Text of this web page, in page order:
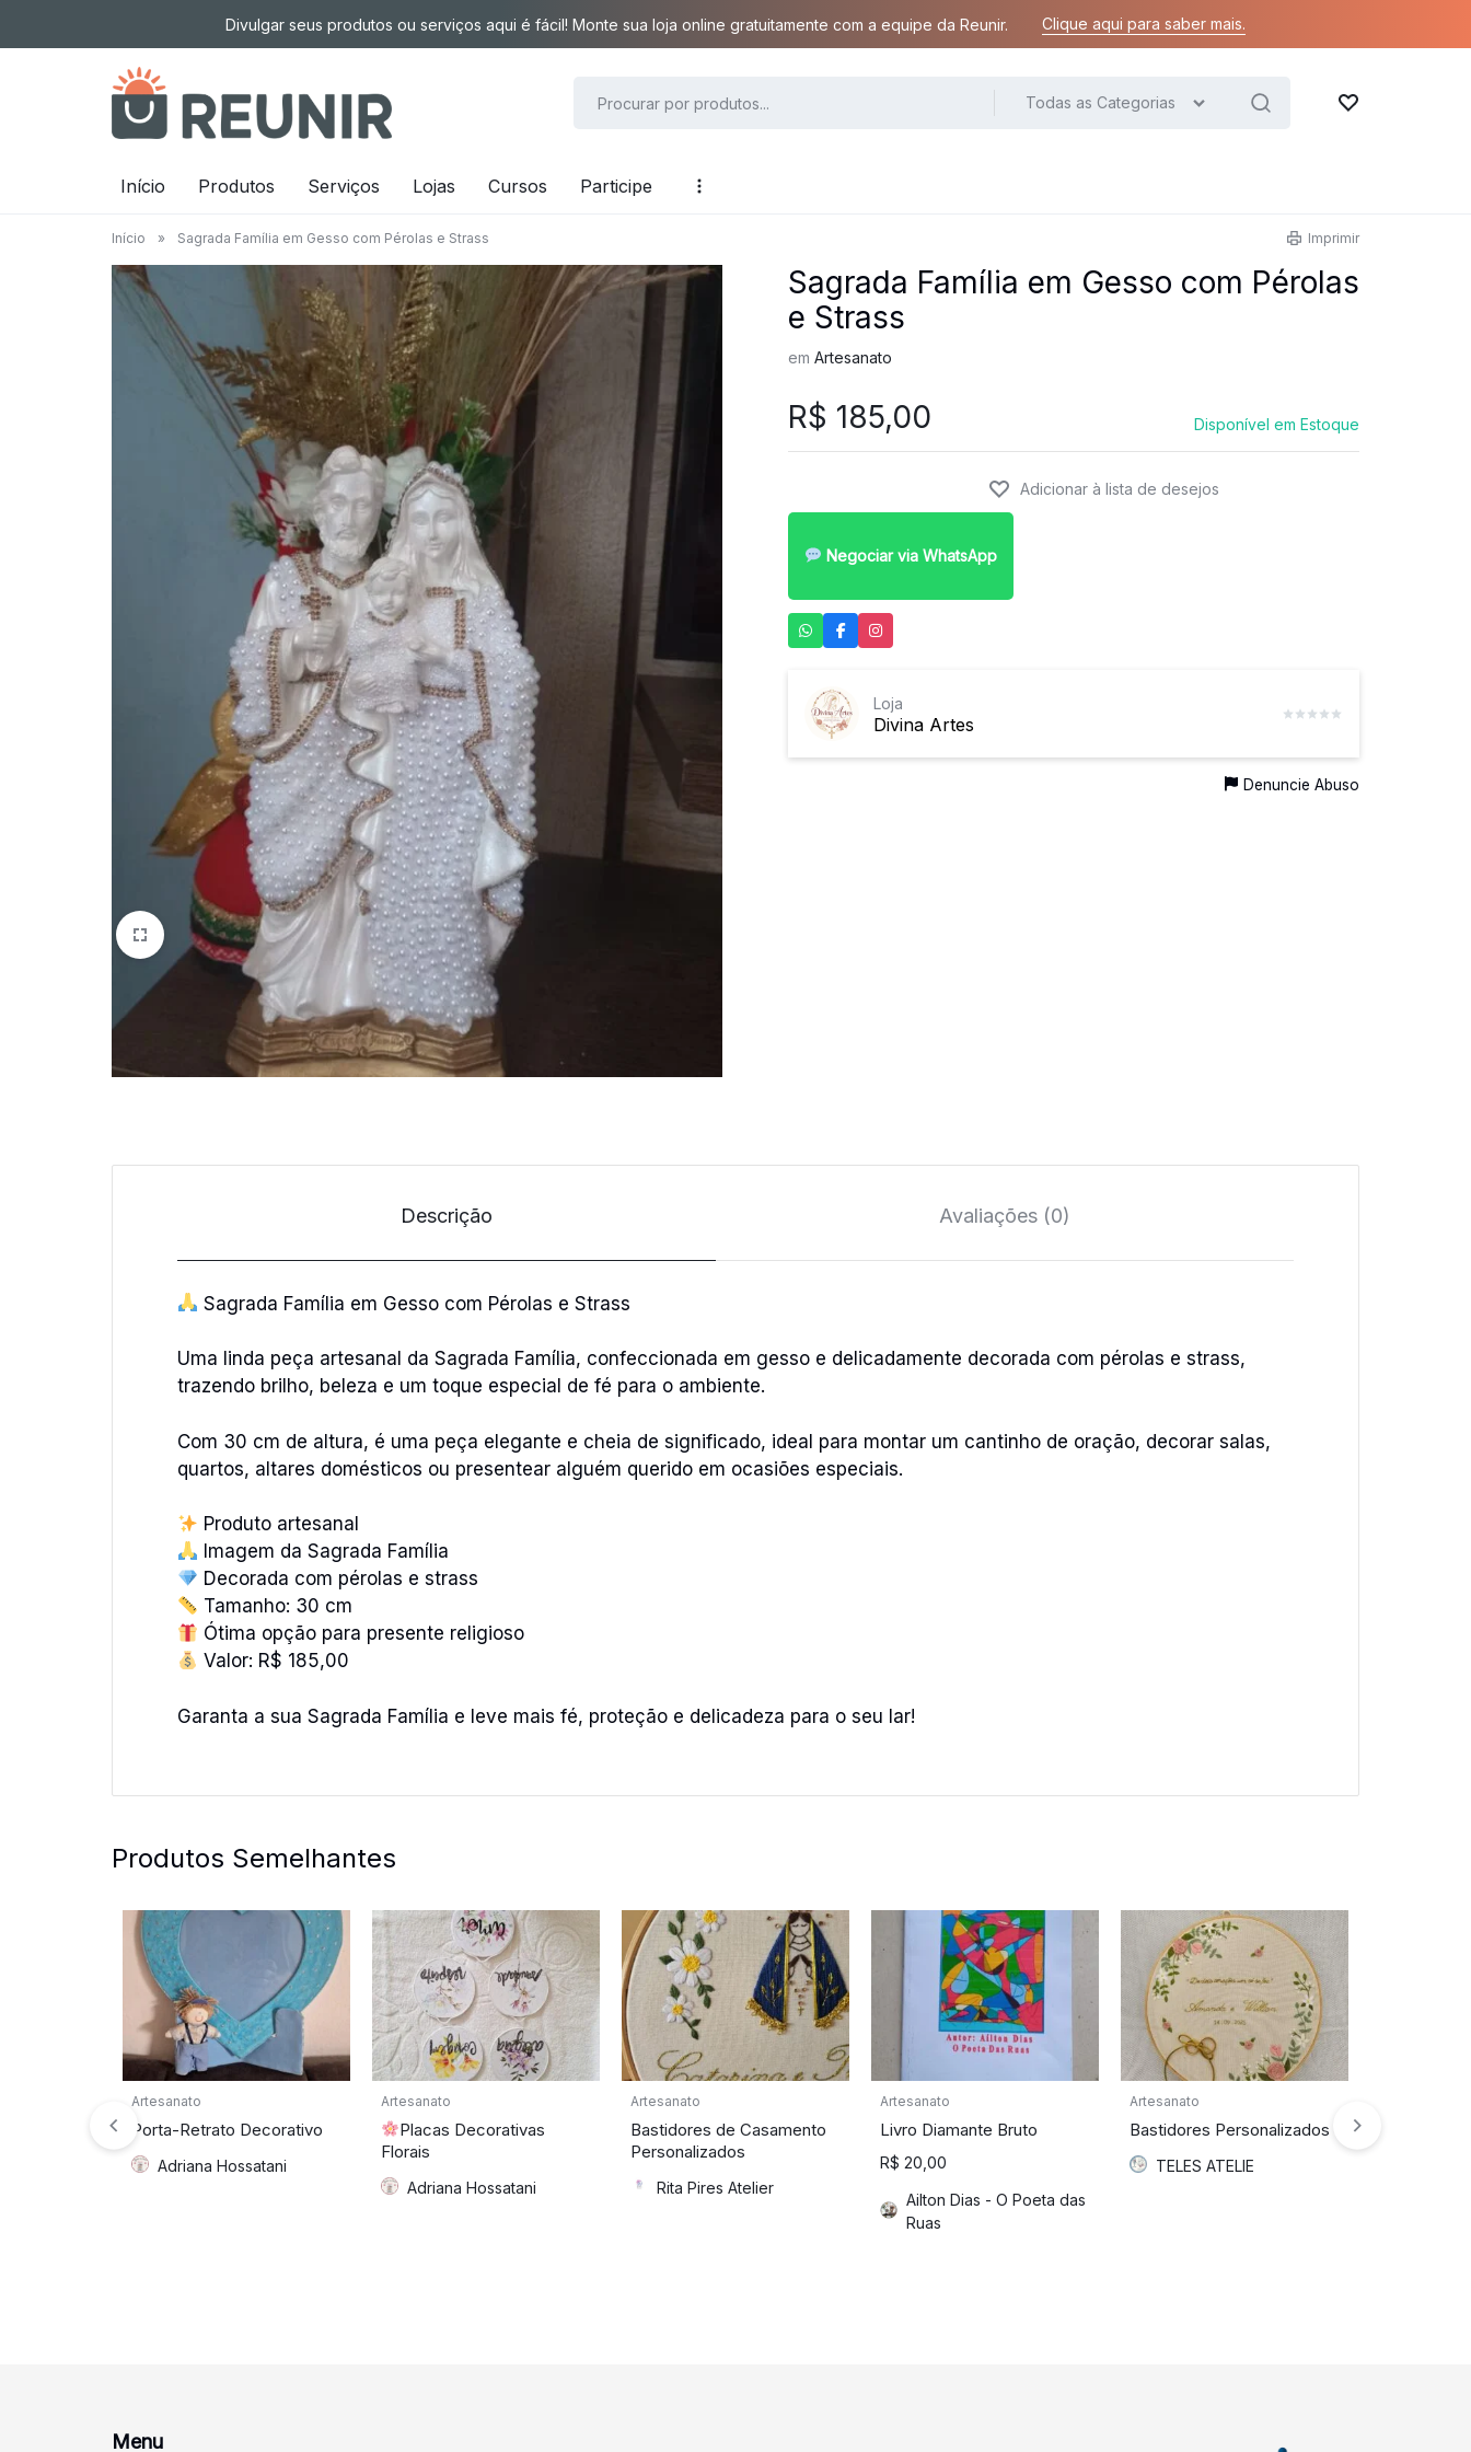
Divulgar seus produtos ou serviços aqui é fácil! Monte sua loja online gratuitamente com a equipe da Reunir. Clique aqui para saber mais.
tecnologia
oportunizando
trabalho
decente
Todas as Categorias
Início Produtos Serviços Lojas Cursos Participe
Início » Sagrada Família em Gesso com Pérolas e Strass Imprimir
Sagrada Família em Gesso com Pérolas
e Strass
emArtesanato
R$ 185,00 Disponível em Estoque
Negociar via WhatsApp
Divina Artes
Loja
Denuncie Abuso
Descrição Avaliações (0)
Sagrada Família em Gesso com Pérolas e Strass
Uma linda peça artesanal da Sagrada Família, confeccionada em gesso e delicadamente decorada com pérolas e strass,
trazendo brilho, beleza e um toque especial de fé para o ambiente.
Com 30 cm de altura, é uma peça elegante e cheia de significado, ideal para montar um cantinho de oração, decorar salas,
quartos, altares domésticos ou presentear alguém querido em ocasiões especiais.
Produto artesanal
Imagem da Sagrada Família
Decorada com pérolas e strass
Tamanho: 30 cm
Ótima opção para presente religioso
Valor: R$ 185,00
Garanta a sua Sagrada Família e leve mais fé, proteção e delicadeza para o seu lar!
Produtos Semelhantes
Artesanato
Porta-Retrato Decorativo
Adriana Hossatani
Artesanato
Placas Decorativas
Florais
Adriana Hossatani
Artesanato
Bastidores de Casamento
Personalizados
Rita Pires Atelier
Artesanato
Livro Diamante Bruto
R$ 20,00
Ailton Dias - O Poeta das
Ruas
Artesanato
Bastidores Personalizados
TELES ATELIE
Menu